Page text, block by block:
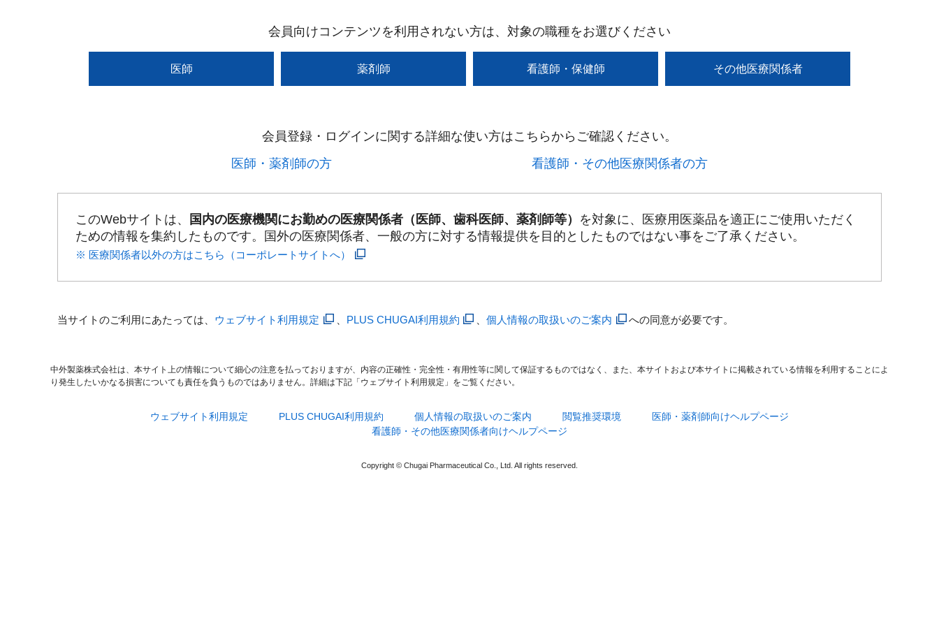
会員向けコンテンツを利用されない方は、対象の職種をお選びください
医師 薬剤師 看護師・保健師 その他医療関係者
会員登録・ログインに関する詳細な使い方はこちらからご確認ください。​
医師・薬剤師の方​
看護師・その他医療関係者の方​
このWebサイトは、 国内の医療機関にお勤めの医療関係者（医師、歯科医師、薬剤師等） を対象に、医療用医薬品を適正にご使用いただく
ための情報を集約したものです。国外の医療関係者、一般の方に対する情報提供を目的としたものではない事をご了承ください。
※ 医療関係者以外の方はこちら（コーポレートサイトへ）
当サイトのご利用にあたっては、 ウェブサイト利用規定 PLUS CHUGAI利用規約 、個人情報の取扱いのご案内 への同意が必要です。
中外製薬株式会社は、本サイト上の情報について細心の注意を払っておりますが、内容の正確性・完全性・有用性等に関して保証するものではなく、また、本サイトおよび本サイトに掲載されている情報を利用することによ
り発生したいかなる損害についても責任を負うものではありません。詳細は下記「ウェブサイト利用規定」をご覧ください。
ウェブサイト利用規定 PLUS CHUGAI利用規約 個人情報の取扱いのご案内 閲覧推奨環境
医師・薬剤師向けヘルプページ
看護師・その他医療関係者向けヘルプページ
Copyright © Chugai Pharmaceutical Co., Ltd. All rights reserved.